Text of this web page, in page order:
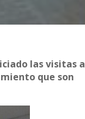
las visitas a
que son